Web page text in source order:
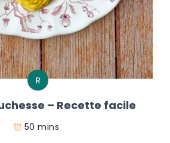
R
– Recette facile
50 mins